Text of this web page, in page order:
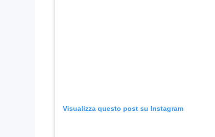
Visualizza questo post su Instagram